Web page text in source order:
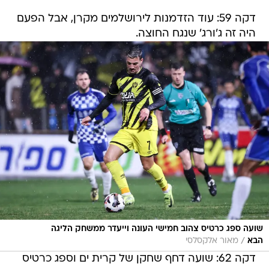
דקה 59: עוד הזדמנות לירושלמים מקרן, אבל הפעם
היה זה ג'ורג' שנגח החוצה.
שועה ספג כרטיס צהוב חמישי העונה וייעדר ממשחק הליגה
הבא / מאור אלקסלסי
דקה 62: שועה דחף שחקן של קרית ים וספג כרטיס